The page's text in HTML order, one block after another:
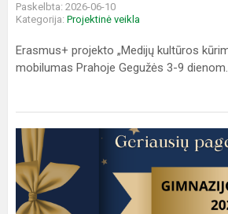
Paskelbta: 2026-06-10
Kategorija: Projektinė veikla
Erasmus+ projekto „Medijų kultūros
mobilumas Prahoje Gegužės 3-9
GIMNAZIJOS
GARBĖ
2026